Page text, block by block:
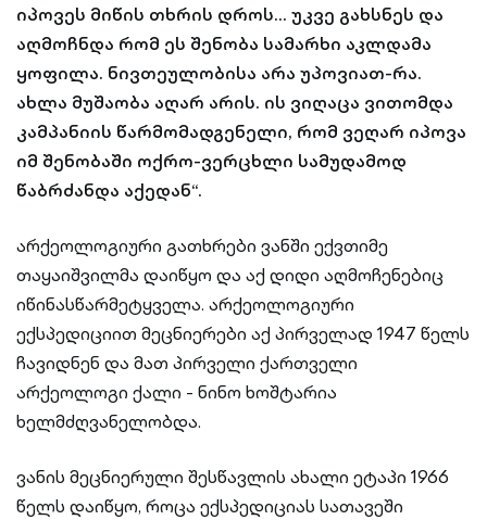
იპოვეს მიწის თხრის დროს... უკვე გახსნეს და
აღმოჩნდა რომ ეს შენობა სამარხი აკლდამა
ყოფილა. ნივთეულობისა არა უპოვიათ-რა.
ახლა მუშაობა აღარ არის. ის ვიღაცა ვითომდა
კამპანიის წარმომადგენელი, რომ ვეღარ იპოვა
იმ შენობაში ოქრო-ვერცხლი სამუდამოდ
წაბრძანდა აქედან“.
არქეოლოგიური გათხრები ვანში ექვთიმე
თაყაიშვილმა დაიწყო და აქ დიდი აღმოჩენებიც
იწინასწარმეტყველა. არქეოლოგიური
ექსპედიციით მეცნიერები აქ პირველად 1947 წელს
ჩავიდნენ და მათ პირველი ქართველი
არქეოლოგი ქალი - ნინო ხოშტარია
ხელმძღვანელობდა.
ვანის მეცნიერული შესწავლის ახალი ეტაპი 1966
წელს დაიწყო, როცა ექსპედიციას სათავეში